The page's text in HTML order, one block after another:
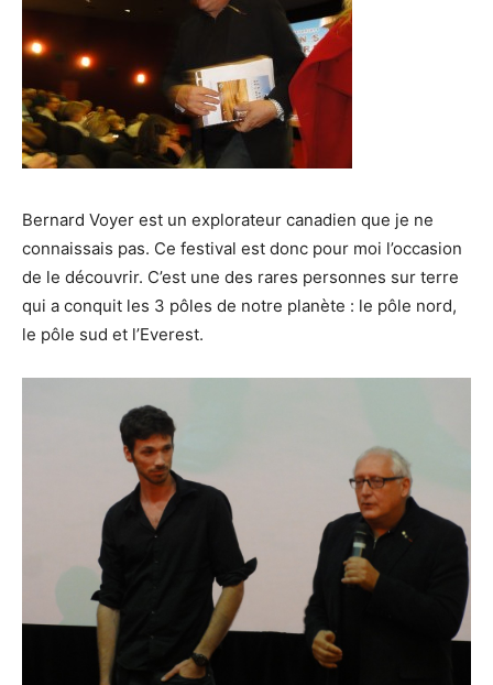
Bernard Voyer est un explorateur canadien que je ne
connaissais pas. Ce festival est donc pour moi l’occasion
de le découvrir. C’est une des rares personnes sur terre
qui a conquit les 3 pôles de notre planète : le pôle nord,
le pôle sud et l’Everest.